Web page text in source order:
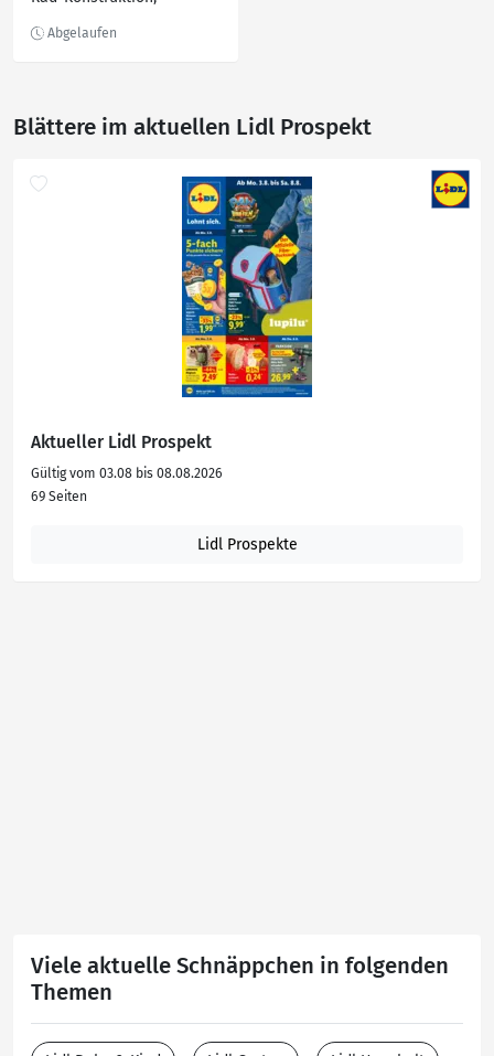
Blättere im aktuellen Lidl Prospekt
Aktueller Lidl Prospekt
Gültig vom 03.08 bis 08.08.2026
69 Seiten
Lidl Prospekte
Viele aktuelle Schnäppchen in folgenden
Themen